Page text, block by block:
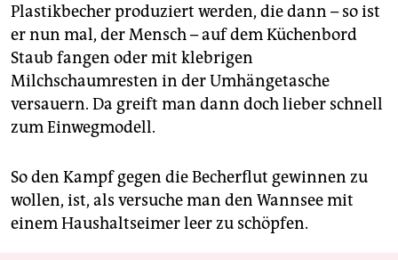
Plastikbecher produziert werden, die dann – so ist
er nun mal, der Mensch – auf dem Küchenbord
Staub fangen oder mit klebrigen
Milchschaumresten in der Umhängetasche
versauern. Da greift man dann doch lieber schnell
zum Einwegmodell.
So den Kampf gegen die Becherflut gewinnen zu
wollen, ist, als versuche man den Wannsee mit
einem Haushaltseimer leer zu schöpfen.